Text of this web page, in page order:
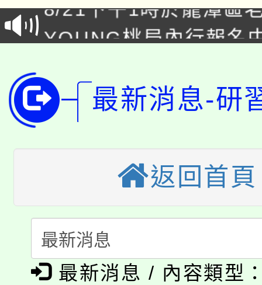
徵才活動。
YOUNG桃局內行報名
開!
115年桃園市運動會8/
田徑場及游泳池舉行。
桃園市低收入戶享有免
視費優惠，中低收入戶
半價優惠，詳情可洽有
者。
大園自造教育及科技中
份教師增能研習
大溪自造教育及科技
份教師研習
淨零綠生活教案入校路
會
115年食農教育專業人
程
「本色祭」8/29、30在
最新消息-研
返回首頁
最新消息 / 內容類型